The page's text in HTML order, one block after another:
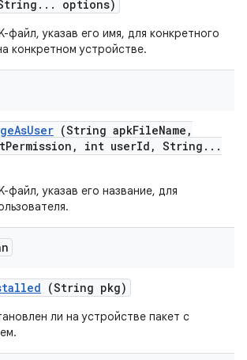
. . . options)
файл, указав его имя, для конкретного
конкретном устройстве.
AsUser (String apkFileName ,
Permission , int userId , String . . .
файл, указав его название, для
(String pkg)
ли на устройстве пакет с